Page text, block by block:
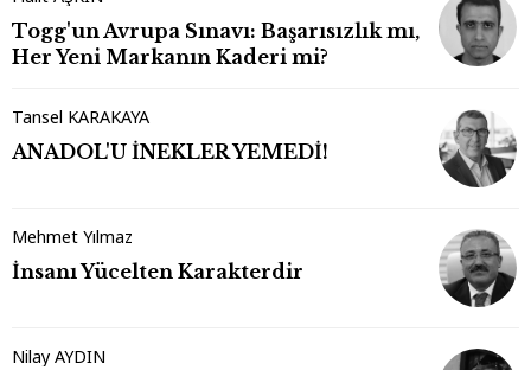
Togg'un Avrupa Sınavı: Başarısızlık mı,
Her Yeni Markanın Kaderi mi?
Tansel KARAKAYA
ANADOL'U İNEKLER YEMEDİ!
Mehmet Yılmaz
İnsanı Yücelten Karakterdir
Nilay AYDIN